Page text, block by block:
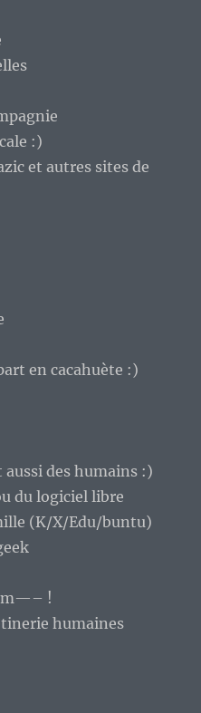
:)
et autres sites de
en cacahuète :)
des humains :)
du logiciel libre
(K/X/Edu/buntu)
m—– !
humaines